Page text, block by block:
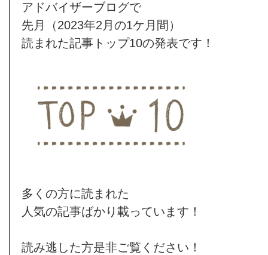
アドバイザーブログで
先月（2023年2月の1ケ月間）
読まれた記事トップ10の発表です！
多くの方に読まれた
人気の記事ばかり載っています！
読み逃した方是非ご覧ください！